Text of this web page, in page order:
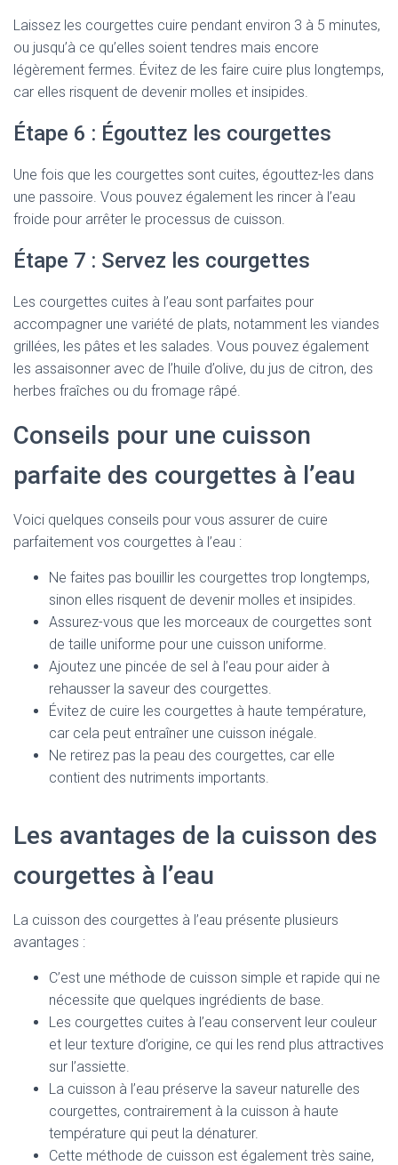
Laissez les courgettes cuire pendant environ 3 à 5 minutes,
ou jusqu’à ce qu’elles soient tendres mais encore
légèrement fermes. Évitez de les faire cuire plus longtemps,
car elles risquent de devenir molles et insipides.
Étape 6 : Égouttez les courgettes
Une fois que les courgettes sont cuites, égouttez-les dans
une passoire. Vous pouvez également les rincer à l’eau
froide pour arrêter le processus de cuisson.
Étape 7 : Servez les courgettes
Les courgettes cuites à l’eau sont parfaites pour
accompagner une variété de plats, notamment les viandes
grillées, les pâtes et les salades. Vous pouvez également
les assaisonner avec de l’huile d’olive, du jus de citron, des
herbes fraîches ou du fromage râpé.
Conseils pour une cuisson
parfaite des courgettes à l’eau
Voici quelques conseils pour vous assurer de cuire
parfaitement vos courgettes à l’eau :
Ne faites pas bouillir les courgettes trop longtemps,
sinon elles risquent de devenir molles et insipides.
Assurez-vous que les morceaux de courgettes sont
de taille uniforme pour une cuisson uniforme.
Ajoutez une pincée de sel à l’eau pour aider à
rehausser la saveur des courgettes.
Évitez de cuire les courgettes à haute température,
car cela peut entraîner une cuisson inégale.
Ne retirez pas la peau des courgettes, car elle
contient des nutriments importants.
Les avantages de la cuisson des
courgettes à l’eau
La cuisson des courgettes à l’eau présente plusieurs
avantages :
C’est une méthode de cuisson simple et rapide qui ne
nécessite que quelques ingrédients de base.
Les courgettes cuites à l’eau conservent leur couleur
et leur texture d’origine, ce qui les rend plus attractives
sur l’assiette.
La cuisson à l’eau préserve la saveur naturelle des
courgettes, contrairement à la cuisson à haute
température qui peut la dénaturer.
Cette méthode de cuisson est également très saine,